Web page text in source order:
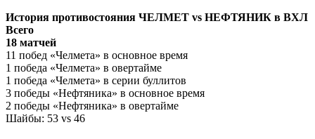
История противостояния ЧЕЛМЕТ vs НЕФТЯНИК в ВХЛ
Всего
18 матчей
11 побед «Челмета» в основное время
1 победа «Челмета» в овертайме
1 победа «Челмета» в серии буллитов
3 победы «Нефтяника» в основное время
2 победы «Нефтяника» в овертайме
Шайбы: 53 vs 46